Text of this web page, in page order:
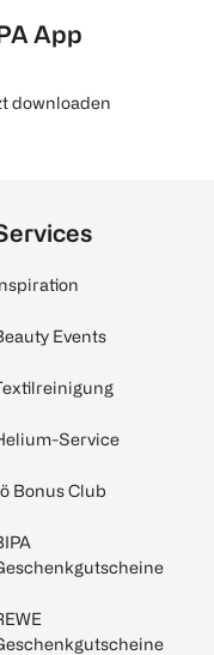
App
downloaden
Events
Service
Bonus Club